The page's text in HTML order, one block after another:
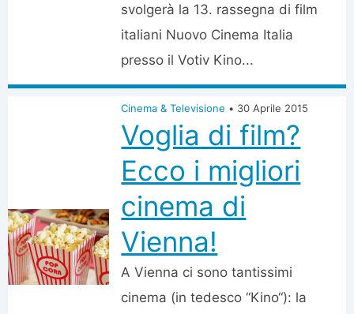
svolgerà la 13. rassegna di film
italiani Nuovo Cinema Italia
presso il Votiv Kino...
Cinema & Televisione • 30 Aprile 2015
Voglia di film?
Ecco i migliori
cinema di
Vienna!
A Vienna ci sono tantissimi
cinema (in tedesco “Kino“): la